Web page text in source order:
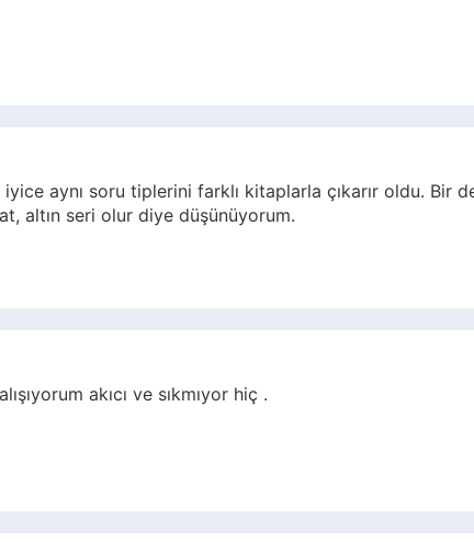
aynı soru tiplerini farklı kitaplarla çıkarır oldu. Bir
altın seri olur diye düşünüyorum.
akıcı ve sıkmıyor hiç .